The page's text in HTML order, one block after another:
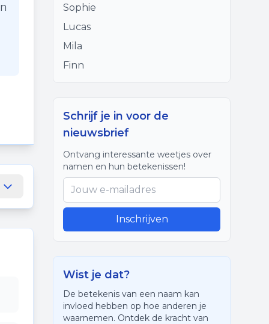
Sophie
Lucas
Mila
Finn
Schrijf je in voor de
nieuwsbrief
Ontvang interessante weetjes over
namen en hun betekenissen!
Inschrijven
Wist je dat?
De betekenis van een naam kan
invloed hebben op hoe anderen je
waarnemen. Ontdek de kracht van